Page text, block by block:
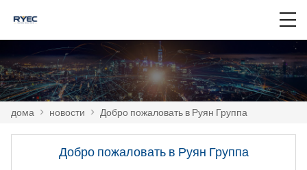
дома > новости > Добро пожаловать в Руян Группа
Добро пожаловать в Руян Группа